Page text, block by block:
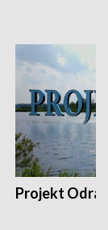
Projekt Odra